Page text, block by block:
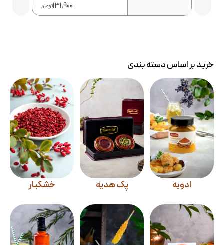
131,900تومان
خرید بر اساس دسته بندی
ادویه پک هدیه خشکبار